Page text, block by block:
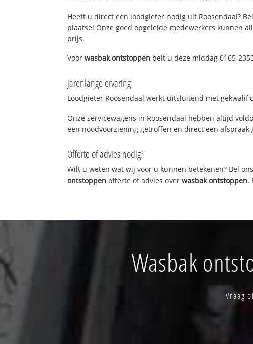
Heeft u direct een loodgieter nodig uit Roosendaal?
plaatse! Onze goed opgeleide medewerkers kunnen
prijs.
Voorwasbak ontstoppen belt u deze middag 0165-
Jarenlange ervaring
Loodgieter Roosendaal werkt uitsluitend met
Onze servicewagens in Roosendaal hebben altijd
een noodvoorziening getroffen en direct een
Offerte of advies nodig?
Wilt u weten wat wij voor u kunnen betekenen? Bel
ontstoppen offerte of advies overwasbak ontstoppen.
Wasbak
Vraag